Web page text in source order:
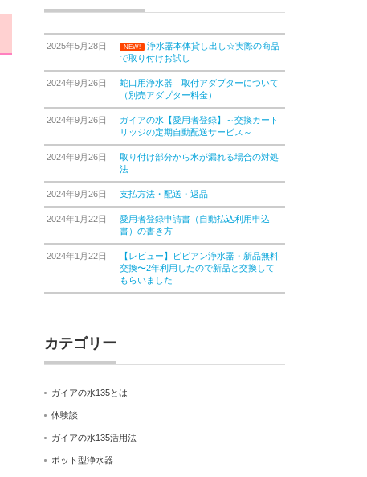
2025年5月28日 NEW!
浄水器本体貸し出し☆実際の商品
で取り付けお試し
2024年9月26日
蛇口用浄水器 取付アダプターについて
（別売アダプター料金）
2024年9月26日
ガイアの水【愛用者登録】～交換カート
リッジの定期自動配送サービス～
2024年9月26日
取り付け部分から水が漏れる場合の対処
法
2024年9月26日 支払方法・配送・返品
2024年1月22日
愛用者登録申請書（自動払込利用申込
書）の書き方
2024年1月22日
【レビュー】ビビアン浄水器・新品無料
交換〜2年利用したので新品と交換して
もらいました
カテゴリー
ガイアの水135とは
体験談
ガイアの水135活用法
ポット型浄水器